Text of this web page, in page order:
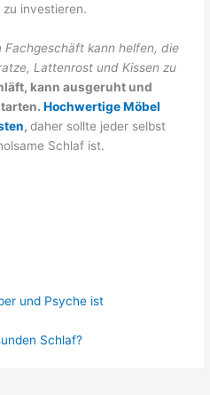
investieren.
Fachgeschäft kann helfen, die
Lattenrost und Kissen zu
kann ausgeruht und
Hochwertige Möbel
,daher sollte jeder selbst
Schlaf ist.
und Psyche ist
Schlaf?